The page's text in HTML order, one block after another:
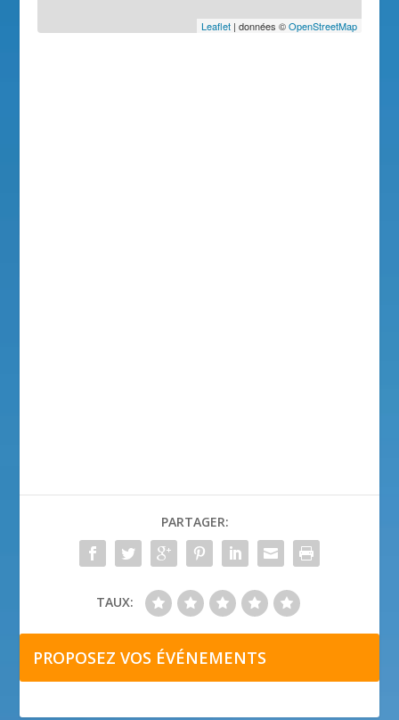
Leaflet| données ©OpenStreetMap
PARTAGER:
TAUX:
PROPOSEZ VOS ÉVÉNEMENTS